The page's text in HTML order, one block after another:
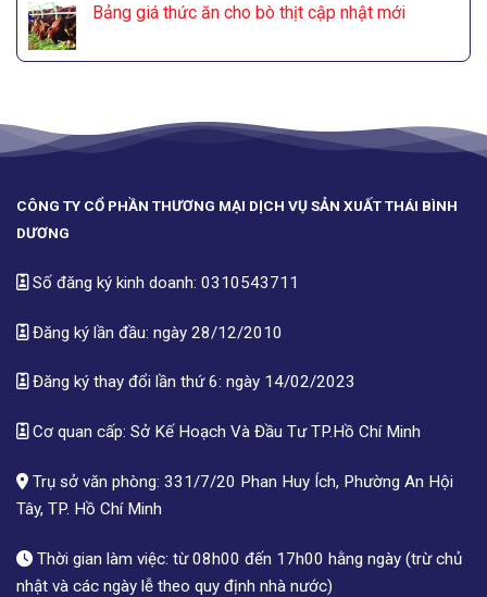
Bảng giá thức ăn cho bò thịt cập nhật mới
CÔNG TY CỔ PHẦN THƯƠNG MẠI DỊCH VỤ SẢN XUẤT THÁI BÌNH
DƯƠNG
Số đăng ký kinh doanh: 0310543711
Đăng ký lần đầu: ngày 28/12/2010
Đăng ký thay đổi lần thứ 6: ngày 14/02/2023
Cơ quan cấp: Sở Kế Hoạch Và Đầu Tư TP.Hồ Chí Minh
Trụ sở văn phòng: 331/7/20 Phan Huy Ích, Phường An Hội
Tây, TP. Hồ Chí Minh
Thời gian làm việc: từ 08h00 đến 17h00 hằng ngày (trừ chủ
nhật và các ngày lễ theo quy định nhà nước)